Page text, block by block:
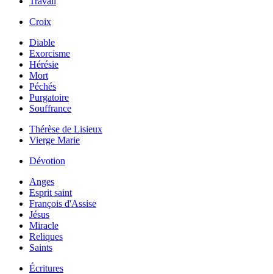
Croix
Diable
Exorcisme
Hérésie
Mort
Péchés
Purgatoire
Souffrance
Thérèse de Lisieux
Vierge Marie
Dévotion
Anges
Esprit saint
François d'Assise
Jésus
Miracle
Reliques
Saints
Écritures